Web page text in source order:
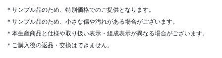
＊サンプル品のため、特別価格でのご提供となります。
＊サンプル品のため、小さな傷や汚れがある場合がございます。
＊本生産商品と仕様や取り扱い表示・組成表示が異なる場合がございます。
＊ご購入後の返品・交換はできません。